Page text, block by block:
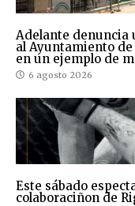
Adelante denuncia
al Ayuntamiento
en un ejemplo de
6 agosto 2026
Este sábado
colaboraciñon de